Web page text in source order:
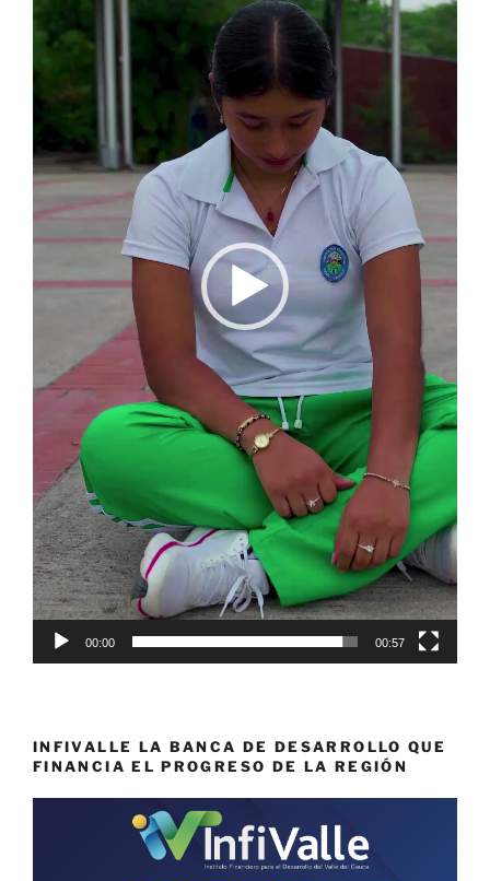
00:00 00:57
INFIVALLE LA BANCA DE DESARROLLO QUE
FINANCIA EL PROGRESO DE LA REGIÓN